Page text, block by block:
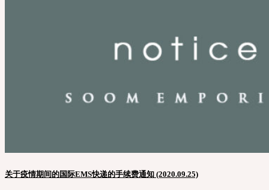
关于疫情期间的国际EMS快递的手续费通知 (2020.09.25)